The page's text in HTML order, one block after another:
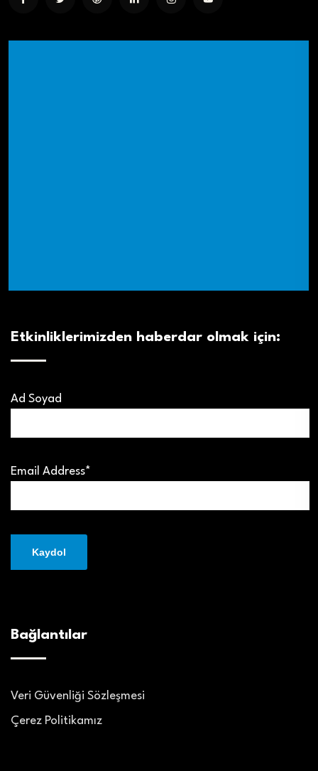
Etkinliklerimizden haberdar olmak için:
Ad Soyad
Email Address*
Bağlantılar
Veri Güvenliği Sözleşmesi
Çerez Politikamız